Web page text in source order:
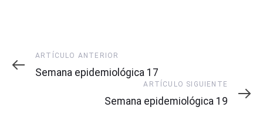
Artículo
Anterior
ARTÍCULO ANTERIOR
Semana epidemiológica 17
Siguiente
ARTÍCULO SIGUIENTE
Semana epidemiológica 19